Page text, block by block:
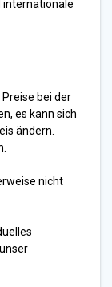
internationale
bei der
es kann sich
ändern.
nicht